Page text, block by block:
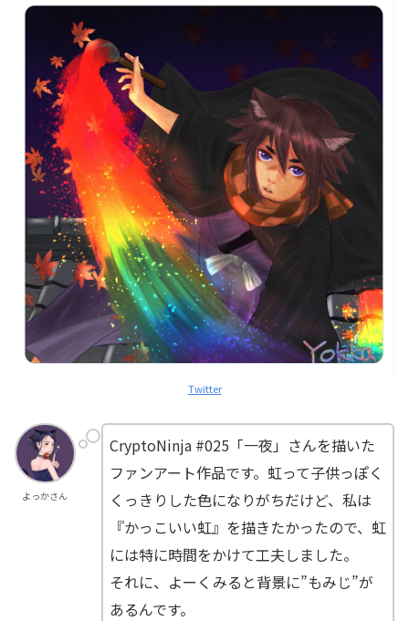
Twitter
よっかさん
CryptoNinja #025「一夜」さんを描いた
ファンアート作品です。虹って子供っぽく
くっきりした色になりがちだけど、私は
『かっこいい虹』を描きたかったので、虹
には特に時間をかけて工夫しました。
それに、よーくみると背景に”もみじ”が
あるんです。